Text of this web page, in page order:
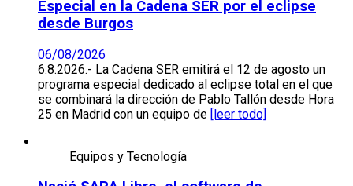
Especial en la Cadena SER por el eclipse
desde Burgos
06/08/2026
6.8.2026.- La Cadena SER emitirá el 12 de agosto un
programa especial dedicado al eclipse total en el que
se combinará la dirección de Pablo Tallón desde Hora
25 en Madrid con un equipo de [leer todo]
Equipos y Tecnología